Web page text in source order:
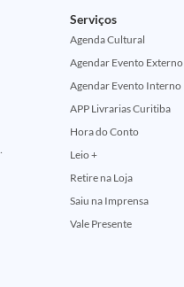
Dc E Marvel)
Serviços
Agenda Cultural
Agendar Evento Externo
Agendar Evento Interno
APP Livrarias Curitiba
Hora do Conto
Leio +
Retire na Loja
Saiu na Imprensa
Vale Presente